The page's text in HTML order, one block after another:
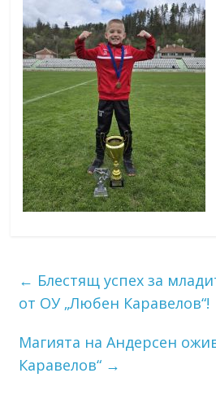
← Блестящ успех за
от ОУ „Любен Каравелов“!
Магията на Андерсен
Каравелов“ →